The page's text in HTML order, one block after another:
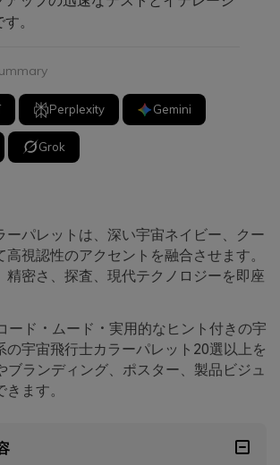
。
Perplexity Gemini
Grok
ーパレットは、深い宇宙ネイビー、クー
高視認性のアクセントを融合させます。
精密さ、探査、現代テクノロジーを即座
ード・ムード・実用的なヒント付きの宇
の宇宙飛行士カラーパレット20選以上を
ブランディング、ポスター、製品ビジュ
ます。